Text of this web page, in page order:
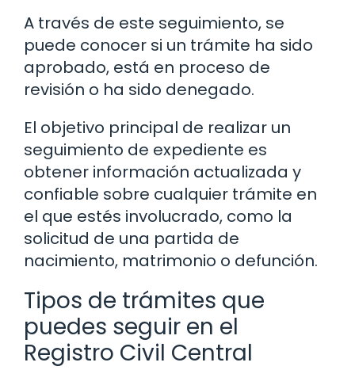
A través de este seguimiento, se
puede conocer si un trámite ha sido
aprobado, está en proceso de
revisión o ha sido denegado.
El objetivo principal de realizar un
seguimiento de expediente es
obtener información actualizada y
confiable sobre cualquier trámite en
el que estés involucrado, como la
solicitud de una partida de
nacimiento, matrimonio o defunción.
Tipos de trámites que
puedes seguir en el
Registro Civil Central